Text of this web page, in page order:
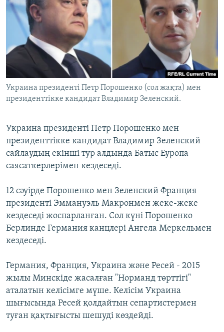
Русский
ЖАЗЫЛЫҢЫЗ
Басқа тілдерде
Украина президенті Петр Порошенко (сол жақта) мен
президенттікке кандидат Владимир Зеленский.
Украина президенті Петр Порошенко мен
президенттікке кандидат Владимир Зеленский
сайлаудың екінші тур алдында Батыс Еуропа
саясаткерлерімен кездеседі.
12 сәуірде Порошенко мен Зеленский Франция
президенті Эммануэль Макрон​мен жеке-жеке
кездеседі жоспарланған. Сол күні Порошенко
Берлинде Германия канцлері Ангела Меркельмен
кездеседі.
Германия, Франция, Украина және Ресей - 2015
жылы Минскіде жасалған "Норманд төрттігі"
аталатын келісімге мүше. Келісім Украина
шығысында Ресей қолдайтын сепартистермен
туған қақтығысты шешуді көздейді.